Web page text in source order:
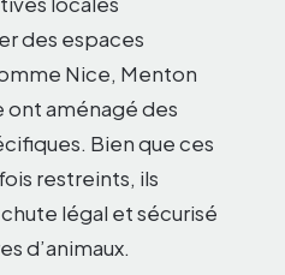
des espaces
Nice, Menton
aménagé des
Bien que ces
restreints, ils
légal et sécurisé
d’animaux.